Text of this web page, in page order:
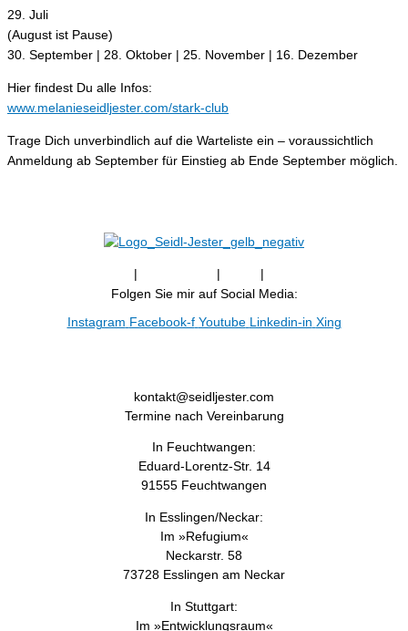
29. Juli
(August ist Pause)
30. September | 28. Oktober | 25. November | 16. Dezember
Hier findest Du alle Infos:
www.melanieseidljester.com/stark-club
Trage Dich unverbindlich auf die Warteliste ein – voraussichtlich
Anmeldung ab September für Einstieg ab Ende September möglich.
Folgen Sie mir auf Social Media:
Instagram Facebook-f Youtube Linkedin-in Xing
kontakt@seidljester.com
Termine nach Vereinbarung
In Feuchtwangen:
Eduard-Lorentz-Str. 14
91555 Feuchtwangen
In Esslingen/Neckar:
Im »Refugium«
Neckarstr. 58
73728 Esslingen am Neckar
In Stuttgart:
Im »Entwicklungsraum«
Kundenbewertungen und Erfahrungen zu
Melanie Seidl-Jester - PT-Therapie, Coaching und
SEHR GUT
4,96
/
5,00